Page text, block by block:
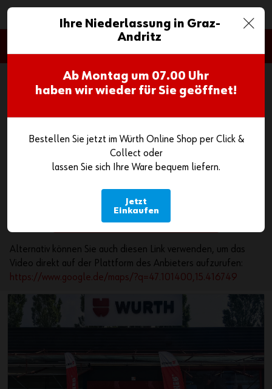
Wenn Sie eingebettete Karten auf www.wuerth.at anzeigen,
ist es möglich, dass der Anbieter (Google Maps) Ihre
Sie die Inhalte aktivieren, also dem Anzeigen zustimmen, wird
dass Sie in Ihrem Browser zugestimmt haben. Dieses Cookie
speichert keine personenbezogenen Daten.
Datenschutzerklärung.
Inhalte aktivieren
Alternativ können Sie auch diesen Link verwenden, um das
Video direkt auf der Plattform des Anbieters aufzurufen:
https://www.google.de/maps/?q=47.101400,15.416749
Ihre Niederlassung in Graz-
Andritz
Ab Montag um 07.00 Uhr
haben wir wieder für Sie geöffnet!
Bestellen Sie jetzt im Würth Online Shop per Click &
Collect oder
lassen Sie sich Ihre Ware bequem liefern.
Jetzt
Einkaufen